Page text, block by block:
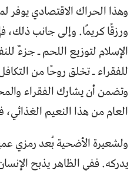
وهذا الحراك الاقتصادي
ورزقًا كريمًا. وإلى جانب ذلك،
الإسلام لتوزيع اللحم ـ جزءٌ
للفقراء ـ تخلق روحًا من
وتضمن أن يشارك الفقراء
العام من هذا النعيم
ولشعيرة الأضحية بُعد رمزي
يدركه. ففي الظاهر يذبح